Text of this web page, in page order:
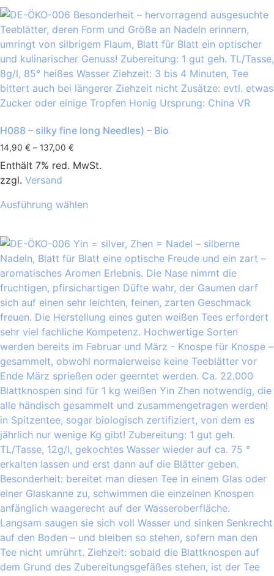
H088 – silky fine long Needles) – Bio
14,90 € – 137,00 €
Enthält 7% red. MwSt.
zzgl. Versand
Ausführung wählen